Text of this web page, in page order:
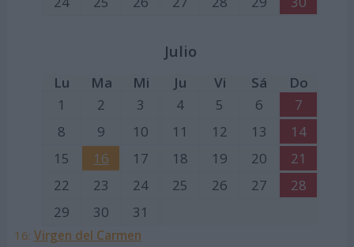
Julio
Lu Ma Mi Ju Vi Sá
Do
1
2 3 4 5 6
7
8
9 10 11 12 13
14
15
16 17 18 19 20
21
22
23 24 25 26 27
28
29
30 31
16: Virgen del Carmen